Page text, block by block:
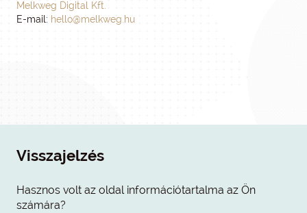
Melkweg Digital Kft.
E-mail: hello@melkweg.hu
Visszajelzés
Hasznos volt az oldal információtartalma az Ön
számára?